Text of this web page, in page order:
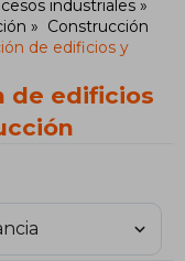
industriales
Construcción
de edificios y
de edificios